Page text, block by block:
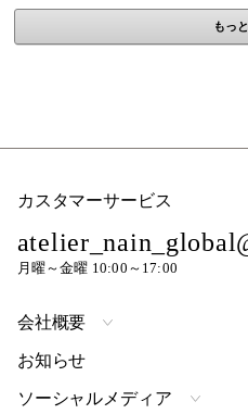
もっ
カスタマーサービス
月曜～金曜 10:00～17:00
会社概要
お知らせ
ソーシャルメディア